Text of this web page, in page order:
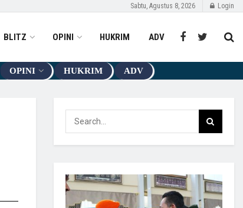
Sabtu, Agustus 8, 2026 Login
BLITZ OPINI HUKRIM ADV
OPINI HUKRIM ADV